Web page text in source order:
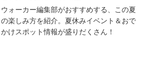
ウォーカー編集部がおすすめする、この夏
の楽しみ方を紹介。夏休みイベント＆おで
かけスポット情報が盛りだくさん！